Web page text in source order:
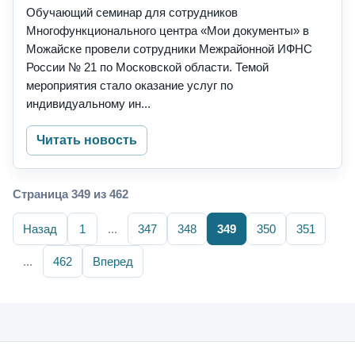
Обучающий семинар для сотрудников
Многофункционального центра «Мои документы» в
Можайске провели сотрудники Межрайонной ИФНС
России № 21 по Московской области. Темой
мероприятия стало оказание услуг по
индивидуальному ин...
Читать новость
Страница 349 из 462
Назад 1 ... 347 348 349 350 351
... 462 Вперед